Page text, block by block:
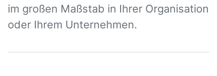
im großen Maßstab in Ihrer Organisation
oder Ihrem Unternehmen.